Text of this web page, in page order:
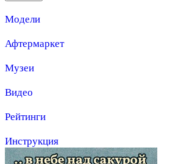
Модели
Афтермаркет
Музеи
Видео
Рейтинги
Инструкция